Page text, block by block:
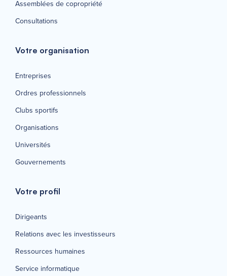
Assemblées de copropriété
Consultations
Votre organisation
Entreprises
Ordres professionnels
Clubs sportifs
Organisations
Universités
Gouvernements
Votre profil
Dirigeants
Relations avec les investisseurs
Ressources humaines
Service informatique